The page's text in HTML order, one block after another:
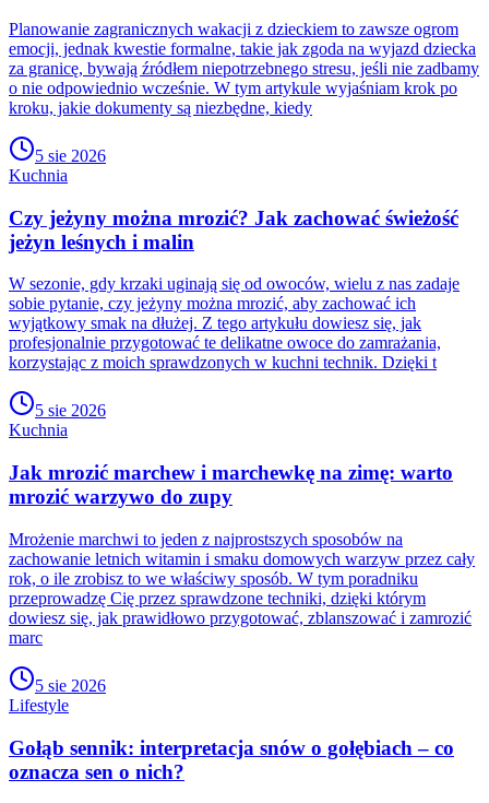
Planowanie zagranicznych wakacji z dzieckiem to zawsze ogrom
emocji, jednak kwestie formalne, takie jak zgoda na wyjazd dziecka
za granicę, bywają źródłem niepotrzebnego stresu, jeśli nie zadbamy
o nie odpowiednio wcześnie. W tym artykule wyjaśniam krok po
kroku, jakie dokumenty są niezbędne, kiedy
5 sie 2026
Kuchnia
Czy jeżyny można mrozić? Jak zachować świeżość
jeżyn leśnych i malin
W sezonie, gdy krzaki uginają się od owoców, wielu z nas zadaje
sobie pytanie, czy jeżyny można mrozić, aby zachować ich
wyjątkowy smak na dłużej. Z tego artykułu dowiesz się, jak
profesjonalnie przygotować te delikatne owoce do zamrażania,
korzystając z moich sprawdzonych w kuchni technik. Dzięki t
5 sie 2026
Kuchnia
Jak mrozić marchew i marchewkę na zimę: warto
mrozić warzywo do zupy
Mrożenie marchwi to jeden z najprostszych sposobów na
zachowanie letnich witamin i smaku domowych warzyw przez cały
rok, o ile zrobisz to we właściwy sposób. W tym poradniku
przeprowadzę Cię przez sprawdzone techniki, dzięki którym
dowiesz się, jak prawidłowo przygotować, zblanszować i zamrozić
marc
5 sie 2026
Lifestyle
Gołąb sennik: interpretacja snów o gołębiach – co
oznacza sen o nich?